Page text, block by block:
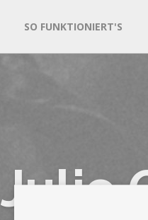
SO FUNKTIONIERT'S
Julio